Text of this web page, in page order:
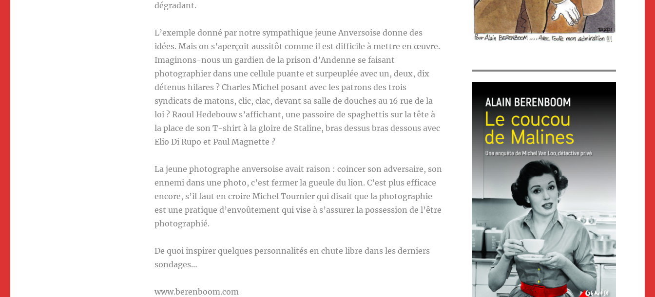
dégradant.
L’exemple donné par notre sympathique jeune Anversoise donne des
idées. Mais on s’aperçoit aussitôt comme il est difficile à mettre en œuvre.
Imaginons-nous un gardien de la prison d’Andenne se faisant
photographier dans une cellule puante et surpeuplée avec un, deux, dix
détenus hilares ? Charles Michel posant avec les patrons des trois
syndicats de matons, clic, clac, devant sa salle de douches au 16 rue de la
loi ? Raoul Hedebouw s’affichant, une passoire de spaghettis sur la tête à
la place de son T-shirt à la gloire de Staline, bras dessus bras dessous avec
Elio Di Rupo et Paul Magnette ?
La jeune photographe anversoise avait raison : coincer son adversaire, son
ennemi dans une photo, c’est fermer la gueule du lion. C’est plus efficace
encore, s’il faut en croire Michel Tournier qui disait que la photographie
est une pratique d’envoûtement qui vise à s’assurer la possession de l’être
photographié.
De quoi inspirer quelques personnalités en chute libre dans les derniers
sondages…
www.berenboom.com